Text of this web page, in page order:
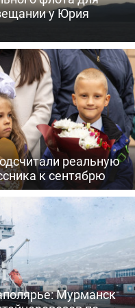
у Юрия
реальную
к сентябрю
Мурманск